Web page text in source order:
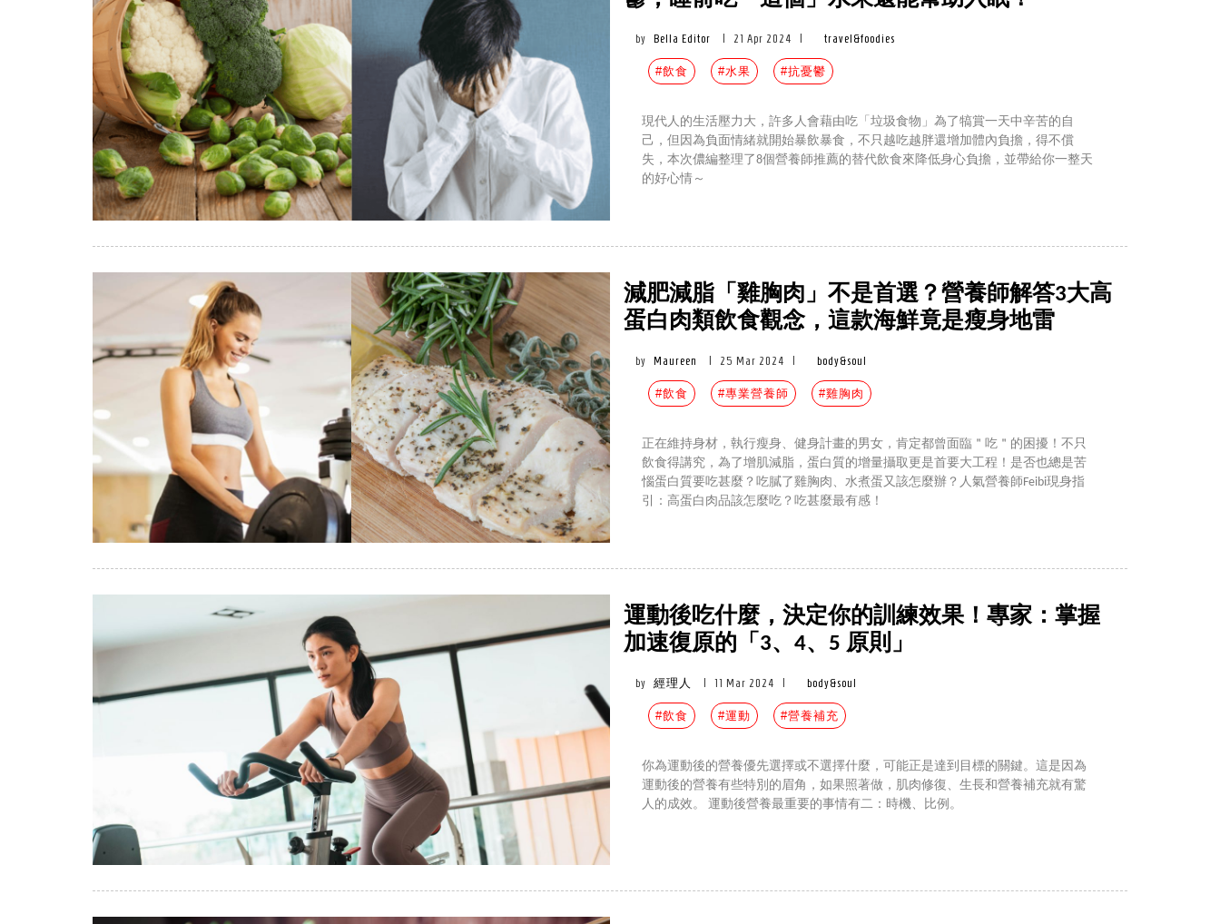
by Bella Editor 21 Apr 2024 travel&foodies
#飲食 #水果 #抗憂鬱
現代人的生活壓力大，許多人會藉由吃「垃圾食物」為了犒賞一天中辛苦的自
己，但因為負面情緒就開始暴飲暴食，不只越吃越胖還增加體內負擔，得不償
失，本次儂編整理了8個營養師推薦的替代飲食來降低身心負擔，並帶給你一整天
的好心情～
減肥減脂「雞胸肉」不是首選？營養師解答3大高
蛋白肉類飲食觀念，這款海鮮竟是瘦身地雷
by Maureen 25 Mar 2024 body&soul
#飲食 #專業營養師 #雞胸肉
正在維持身材，執行瘦身、健身計畫的男女，肯定都曾面臨＂吃＂的困擾！不只
飲食得講究，為了增肌減脂，蛋白質的增量攝取更是首要大工程！是否也總是苦
惱蛋白質要吃甚麼？吃膩了雞胸肉、水煮蛋又該怎麼辦？人氣營養師Feibi現身指
引：高蛋白肉品該怎麼吃？吃甚麼最有感！
運動後吃什麼，決定你的訓練效果！專家：掌握
加速復原的「3、4、5 原則」
by 經理人 11 Mar 2024 body&soul
#飲食 #運動 #營養補充
你為運動後的營養優先選擇或不選擇什麼，可能正是達到目標的關鍵。這是因為
運動後的營養有些特別的眉角，如果照著做，肌肉修復、生長和營養補充就有驚
人的成效。 運動後營養最重要的事情有二：時機、比例。